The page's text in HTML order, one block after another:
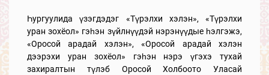
Һургуулида үзэгдэдэг «Түрэлхи хэлэн», «Түрэлхи
уран зохёол» гэһэн зүйлнүүдэй нэрэнүүдые һэлгэжэ,
«Оросой арадай хэлэн», «Оросой арадай хэлэн
дээрэхи уран зохёол» гэһэн нэрэ үгэхэ тухай
захиралтын түлэб Оросой Холбоото Уласай